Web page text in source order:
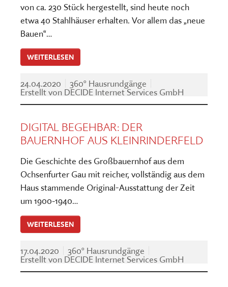
von ca. 230 Stück hergestellt, sind heute noch
etwa 40 Stahlhäuser erhalten. Vor allem das „neue
Bauen“…
WEITERLESEN
24.04.2020
360° Hausrundgänge
Erstellt von DECIDE Internet Services GmbH
DIGITAL BEGEHBAR: DER
BAUERNHOF AUS KLEINRINDERFELD
Die Geschichte des Großbauernhof aus dem
Ochsenfurter Gau mit reicher, vollständig aus dem
Haus stammende Original-Ausstattung der Zeit
um 1900-1940…
WEITERLESEN
17.04.2020
360° Hausrundgänge
Erstellt von DECIDE Internet Services GmbH